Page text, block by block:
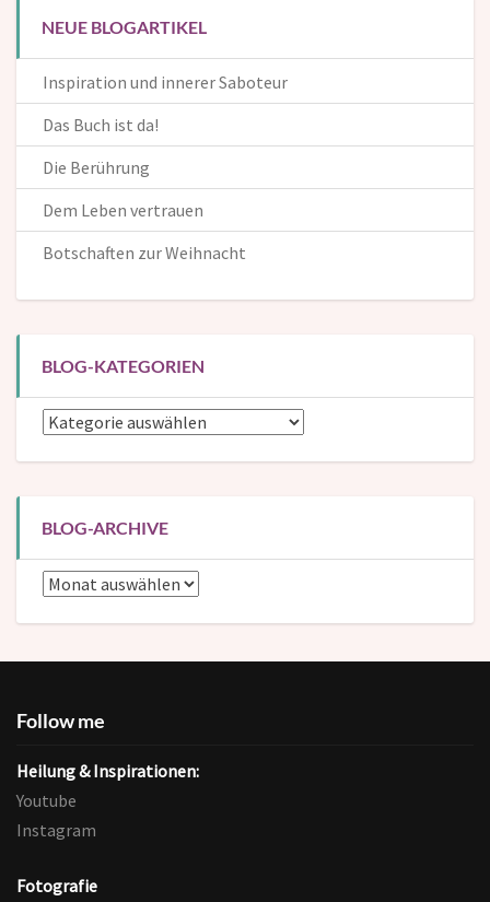
NEUE BLOGARTIKEL
Inspiration und innerer Saboteur
Das Buch ist da!
Die Berührung
Dem Leben vertrauen
Botschaften zur Weihnacht
BLOG-KATEGORIEN
Blog-
BLOG-ARCHIVE
Blog-
Follow me
Heilung & Inspirationen:
Youtube
Instagram
Fotografie